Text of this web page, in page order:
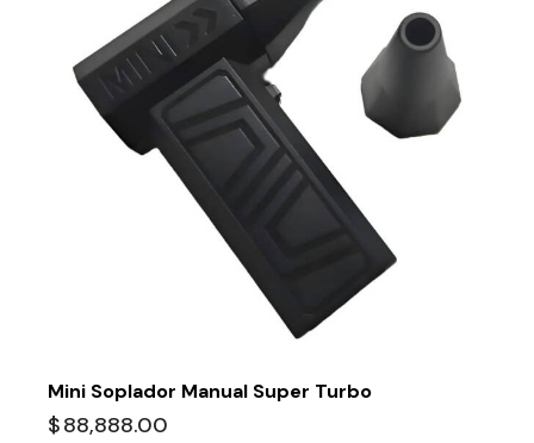
Mini Soplador Manual Super Turbo
$88,888.00